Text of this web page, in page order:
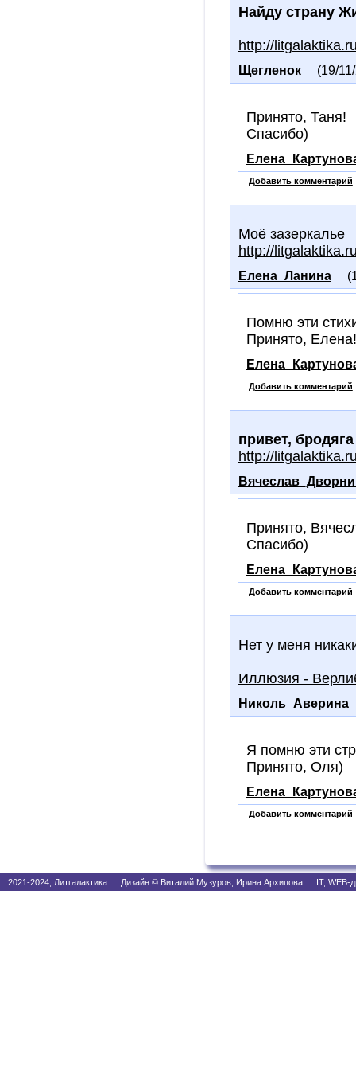
Найду страну
http://
Щегленок (19/
Принято, Таня!
Спасибо)
Добавить комментарий
Моё зазеркалье
http://
Елена_Ланина
Помню эти
Принято, Елена!
Добавить комментарий
привет, бродяга
http://
Принято,
Спасибо)
Добавить комментарий
Нет у меня
Иллюзия -
Николь_Аверина
Я помню эти
Принято, Оля)
Добавить комментарий
2021-2024, Литгалактика Дизайн © Виталий Музуров, Ирина Архипова IT, WEB-